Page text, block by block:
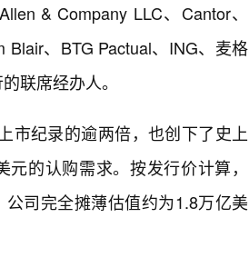
& Company LLC、Cantor、
Blair、BTG Pactual、ING、麦格
联席经办人。
市纪录的逾两倍，也创下了史上
的认购需求。按发行价计算，
司完全摊薄估值约为1.8万亿美